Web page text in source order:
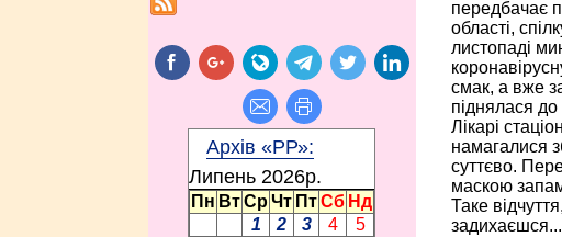
Архів «РР»:
Липень 2026p.
Пн ВтСрЧт ПтСб Нд
1
2 3 4
5
передбачає
області,
листопаді
смак, а вже
піднялася
Лікарі
намагалися
суттєво.
маскою
Таке